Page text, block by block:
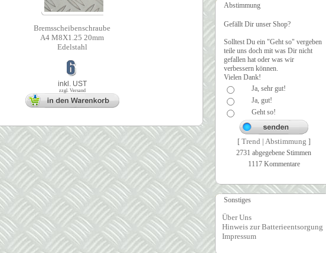
Bremsscheibenschraube
A4 M8X1.25 20mm
Edelstahl
inkl. UST
zzgl. Versand
Abstimmung
Gefällt Dir unser Shop?
Solltest Du ein "Geht so" vergeben
teile uns doch mit was Dir nicht
gefallen hat oder was wir
verbessern können.
Vielen Dank!
Ja, sehr gut!
Ja, gut!
Geht so!
[ Trend Abstimmung ]
2731 abgegebene Stimmen
1117 Kommentare
Sonstiges
Über Uns
Hinweis zur Batterieentsorgung
Impressum